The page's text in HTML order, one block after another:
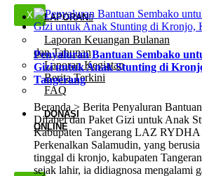
X LAPORAN
Laporan Keuangan Bulanan
dan Tahunan
Laporan Kegiatan
Berita Terkini
FAQ
DONASI
ONLINE
Penyaluran Bantuan Sembako
Gizi untuk Anak Stunting di
Tangerang
Beranda > Berita Penyaluran
Difabel dan Paket Gizi untuk Anak
Kabupaten Tangerang LAZ RYDHA
Perkenalkan Salamudin, yang
tinggal di kronjo, kabupaten
sejak lahir, ia didiagnosa mengalami